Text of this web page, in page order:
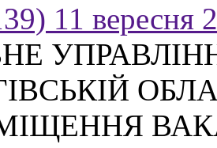
11 вересня